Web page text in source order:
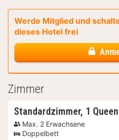
Werde Mitglied und
dieses Hotel frei
Zimmer
Standardzimmer, 1
Max. 2 Erwachsene
Doppelbett